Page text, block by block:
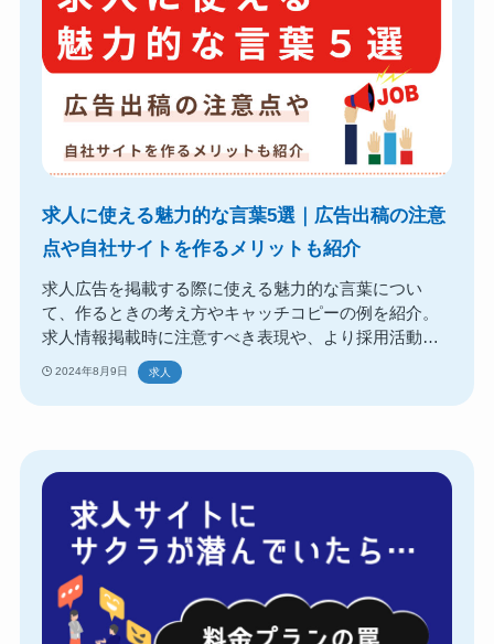
求人に使える魅力的な言葉5選｜広告出稿の注意
点や自社サイトを作るメリットも紹介
求人広告を掲載する際に使える魅力的な言葉につい
て、作るときの考え方やキャッチコピーの例を紹介。
求人情報掲載時に注意すべき表現や、より採用活動を
スムーズにするためのポイントも整理しています。
2024年8月9日 求人